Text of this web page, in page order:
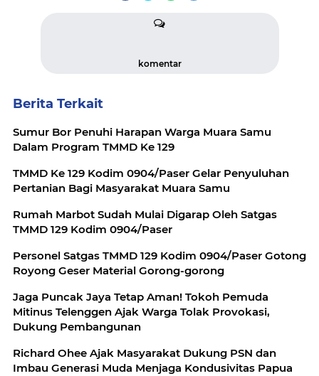
komentar
Berita Terkait
Sumur Bor Penuhi Harapan Warga Muara Samu
Dalam Program TMMD Ke 129
TMMD Ke 129 Kodim 0904/Paser Gelar Penyuluhan
Pertanian Bagi Masyarakat Muara Samu
Rumah Marbot Sudah Mulai Digarap Oleh Satgas
TMMD 129 Kodim 0904/Paser
Personel Satgas TMMD 129 Kodim 0904/Paser Gotong
Royong Geser Material Gorong-gorong
Jaga Puncak Jaya Tetap Aman! Tokoh Pemuda
Mitinus Telenggen Ajak Warga Tolak Provokasi,
Dukung Pembangunan
Richard Ohee Ajak Masyarakat Dukung PSN dan
Imbau Generasi Muda Menjaga Kondusivitas Papua